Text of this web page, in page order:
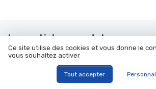
Les articles par date
Août 2023
Novembre
Décembre 2023
Ce site utilise des cookies et vous donne le
vous souhaitez activer
Tout accepter